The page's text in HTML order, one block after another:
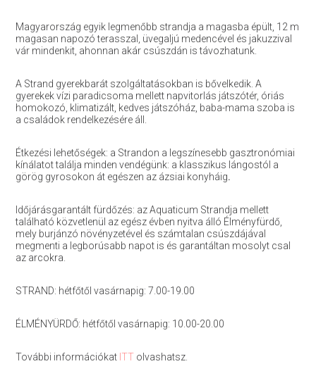
Magyarország egyik legmenőbb strandja a magasba épült, 12 m
magasan napozó terasszal, üvegaljú medencével és jakuzzival
vár mindenkit, ahonnan akár csúszdán is távozhatunk.
A Strand gyerekbarát szolgáltatásokban is bővelkedik. A
gyerekek vízi paradicsoma mellett napvitorlás játszótér, óriás
homokozó, klimatizált, kedves játszóház, baba-mama szoba is
a családok rendelkezésére áll.
Étkezési lehetőségek: a Strandon a legszínesebb gasztronómiai
kínálatot találja minden vendégünk: a klasszikus lángostól a
görög gyrosokon át egészen az ázsiai konyháig.
Időjárásgarantált fürdőzés: az Aquaticum Strandja mellett
található közvetlenül az egész évben nyitva álló Élményfürdő,
mely burjánzó növényzetével és számtalan csúszdájával
megmenti a legborúsabb napot is és garantáltan mosolyt csal
az arcokra.
STRAND: hétfőtől vasárnapig: 7.00-19.00
ÉLMÉNYÜRDŐ: hétfőtől vasárnapig: 10.00-20.00
További információkat ITTolvashatsz.